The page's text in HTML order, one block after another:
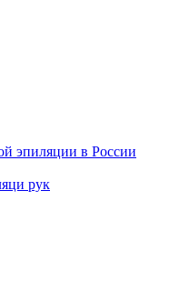
эпиляции в России
рук